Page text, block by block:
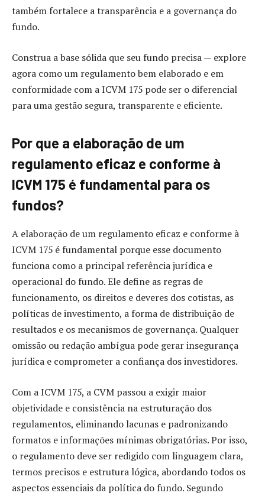
também fortalece a transparência e a governança do
fundo.
Construa a base sólida que seu fundo precisa — explore
agora como um regulamento bem elaborado e em
conformidade com a ICVM 175 pode ser o diferencial
para uma gestão segura, transparente e eficiente.
Por que a elaboração de um
regulamento eficaz e conforme à
ICVM 175 é fundamental para os
fundos?
A elaboração de um regulamento eficaz e conforme à
ICVM 175 é fundamental porque esse documento
funciona como a principal referência jurídica e
operacional do fundo. Ele define as regras de
funcionamento, os direitos e deveres dos cotistas, as
políticas de investimento, a forma de distribuição de
resultados e os mecanismos de governança. Qualquer
omissão ou redação ambígua pode gerar insegurança
jurídica e comprometer a confiança dos investidores.
Com a ICVM 175, a CVM passou a exigir maior
objetividade e consistência na estruturação dos
regulamentos, eliminando lacunas e padronizando
formatos e informações mínimas obrigatórias. Por isso,
o regulamento deve ser redigido com linguagem clara,
termos precisos e estrutura lógica, abordando todos os
aspectos essenciais da política do fundo. Segundo